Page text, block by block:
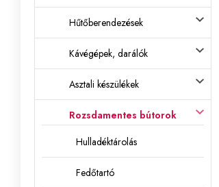
Hűtőberendezések
Kávégépek, darálók
Asztali készülékek
Rozsdamentes bútorok
Hulladéktárolás
Fedőtartó